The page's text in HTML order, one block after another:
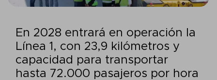
En 2028 entrará en operación la
Línea 1, con 23,9 kilómetros y
capacidad para transportar
hasta 72.000 pasajeros por hora